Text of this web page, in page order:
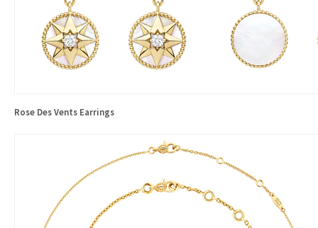
Rose Des Vents Earrings